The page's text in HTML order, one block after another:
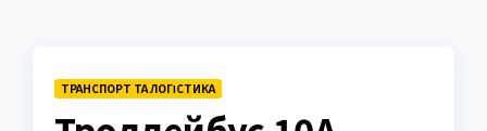
ТРАНСПОРТ ТА ЛОГІСТИКА